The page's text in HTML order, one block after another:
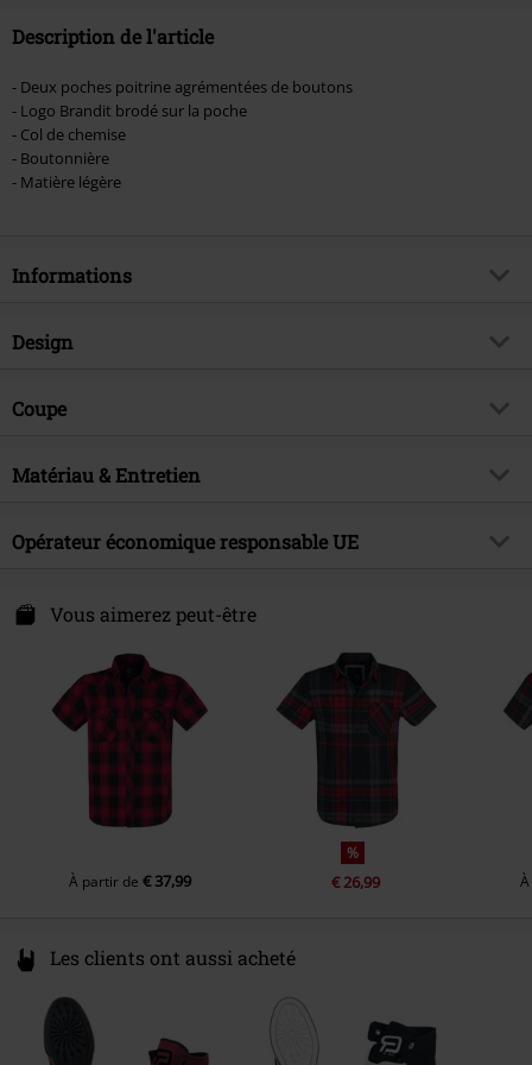
Description de l'article
- Deux poches poitrine agrémentées de boutons
- Logo Brandit brodé sur la poche
- Col de chemise
- Boutonnière
- Matière légère
Informations
Article n°.
Brand
Thématiques
Collection
Homme
Design
Catégorie de produit
Longueur des manches
Coupe
Coupe de l'article
Matériau & Entretien
Matière extérieure
100% Coton
Opérateur économique responsable UE
Spichernstraße 6A
info@brandit-wear.com
Vous aimerez peut-être
À partir de€ 37,99
%
€ 26,99
Les clients ont aussi acheté